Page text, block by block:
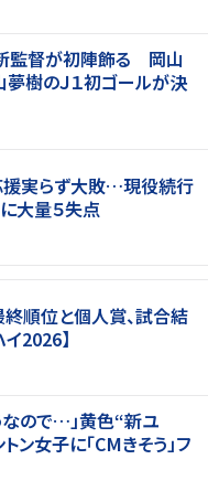
新監督が初陣飾る 岡山
樹のＪ１初ゴールが決
援実らず大敗…現役続行
大量５失点
順位と個人賞、試合結
2026】
なので…」黄色“新ユ
ン女子に「CMきそう」フ